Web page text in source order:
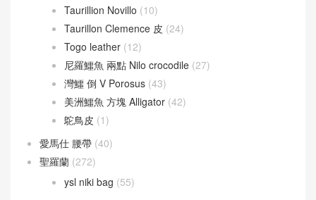
愛馬仕 皮革(415)
Barenia 馬鞍皮(44)
Box calfskin(1)
Chevre Mysore 山羊皮(20)
Doblis Suede 麂皮 (6)
Evercolor 皮革 (34)
Jonathan Leather
Taurillion Novillo
Taurillon Clemence 皮
Togo leather(12)